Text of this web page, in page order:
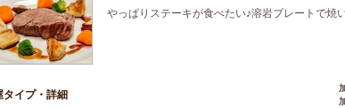
やっぱりステーキが食べたい♪溶岩プレートで焼
タイプ・詳細